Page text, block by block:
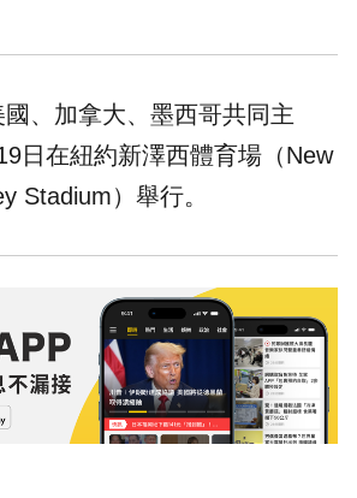
、加拿大、墨西哥共同主
日在紐約新澤西體育場（New
Stadium）舉行。